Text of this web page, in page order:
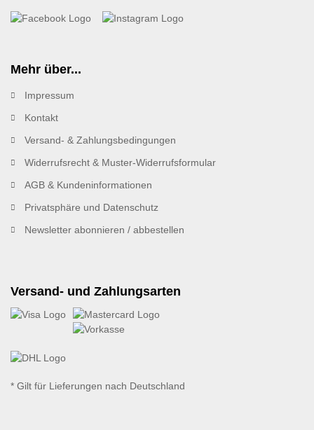
Mehr über...
Impressum
Kontakt
Versand- & Zahlungsbedingungen
Widerrufsrecht & Muster-Widerrufsformular
AGB & Kundeninformationen
Privatsphäre und Datenschutz
Newsletter abonnieren / abbestellen
Versand- und Zahlungsarten
* Gilt für Lieferungen nach Deutschland